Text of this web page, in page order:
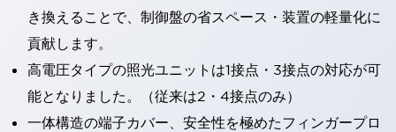
き換えることで、制御盤の省スペース・装置の軽量化に
貢献します。
高電圧タイプの照光ユニットは1接点・3接点の対応が可
能となりました。（従来は2・4接点のみ）
一体構造の端子カバー、安全性を極めたフィンガープロ